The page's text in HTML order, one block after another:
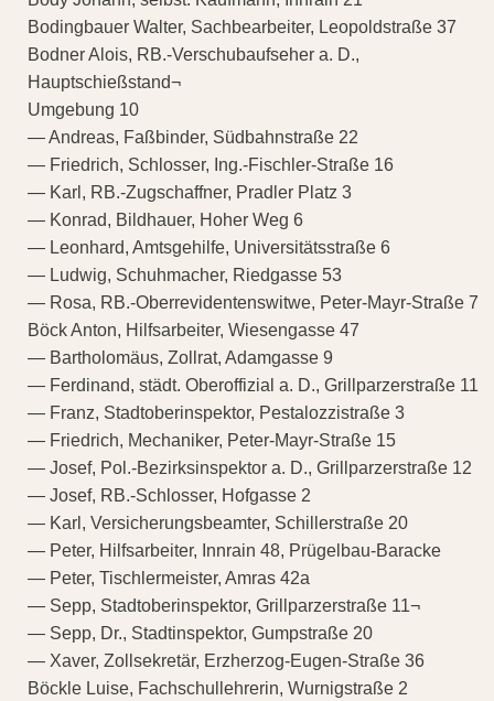
Bodingbauer Walter, Sachbearbeiter, Leopoldstraße 37
Bodner Alois, RB.-Verschubaufseher a. D.,
Hauptschießstand¬
Umgebung 10
— Andreas, Faßbinder, Südbahnstraße 22
— Friedrich, Schlosser, Ing.-Fischler-Straße 16
— Karl, RB.-Zugschaffner, Pradler Platz 3
— Konrad, Bildhauer, Hoher Weg 6
— Leonhard, Amtsgehilfe, Universitätsstraße 6
— Ludwig, Schuhmacher, Riedgasse 53
— Rosa, RB.-Oberrevidentenswitwe, Peter-Mayr-Straße 7
Böck Anton, Hilfsarbeiter, Wiesengasse 47
— Bartholomäus, Zollrat, Adamgasse 9
— Ferdinand, städt. Oberoffizial a. D., Grillparzerstraße 11
— Franz, Stadtoberinspektor, Pestalozzistraße 3
— Friedrich, Mechaniker, Peter-Mayr-Straße 15
— Josef, Pol.-Bezirksinspektor a. D., Grillparzerstraße 12
— Josef, RB.-Schlosser, Hofgasse 2
— Karl, Versicherungsbeamter, Schillerstraße 20
— Peter, Hilfsarbeiter, Innrain 48, Prügelbau-Baracke
— Peter, Tischlermeister, Amras 42a
— Sepp, Stadtoberinspektor, Grillparzerstraße 11¬
— Sepp, Dr., Stadtinspektor, Gumpstraße 20
— Xaver, Zollsekretär, Erzherzog-Eugen-Straße 36
Böckle Luise, Fachschullehrerin, Wurnigstraße 2